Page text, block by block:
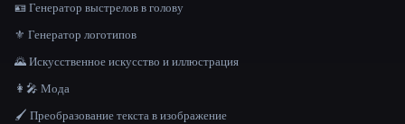
🪪 Генератор выстрелов в голову
⚜️ Генератор логотипов
🌄 Искусственное искусство и иллюстрация
👩‍🎤 Мода
🖌️ Преобразование текста в изображение